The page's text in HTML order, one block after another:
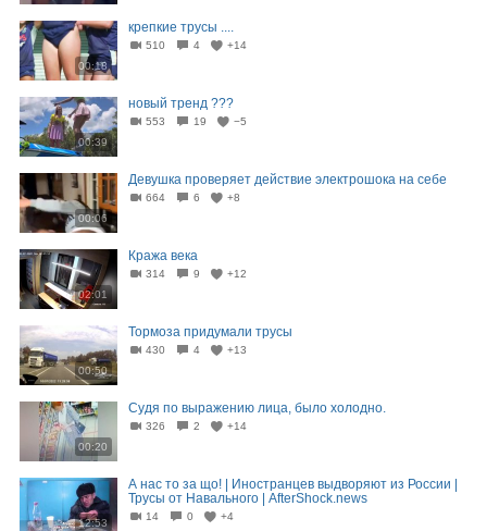
00:18
крепкие трусы ....
510 4 +14
00:39
новый тренд ???
553 19 −5
00:06
Девушка проверяет действие электрошока на себе
664 6 +8
02:01
Кража века
314 9 +12
00:50
Тормоза придумали трусы
430 4 +13
00:20
Судя по выражению лица, было холодно.
326 2 +14
12:53
А нас то за що! | Иностранцев выдворяют из России |
Трусы от Навального | AfterShock.news
14 0 +4